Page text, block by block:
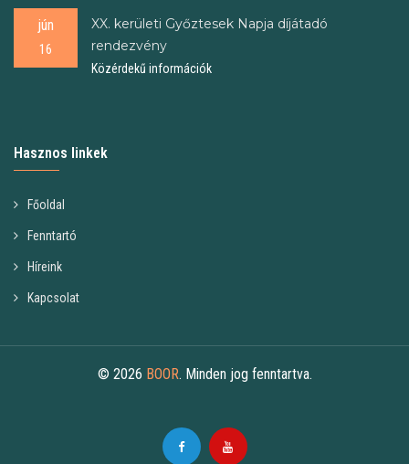
jún
16
XX. kerületi Győztesek Napja díjátadó
rendezvény
Közérdekű információk
Hasznos linkek
Főoldal
Fenntartó
Híreink
Kapcsolat
© 2026 BOOR. Minden jog fenntartva.